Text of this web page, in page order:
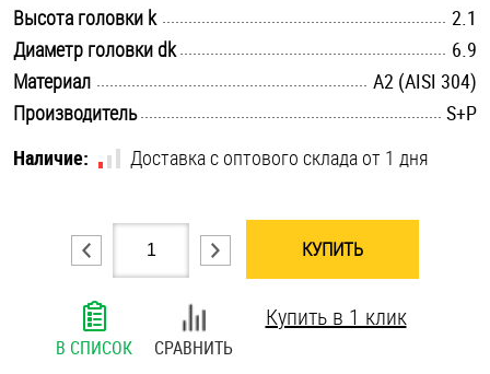
Шпильки
Шплинты
Штифты и пальцы
Высота головки k
2.1
Диаметр головки dk
6.9
Материал
А2 (AISI 304)
Производитель
S+P
Наличие:
Доставка с оптового склада от 1 дня
КУПИТЬ
В СПИСОК СРАВНИТЬ
Купить в 1 клик